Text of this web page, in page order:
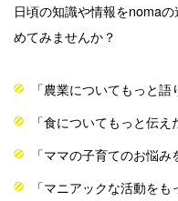
日頃の知識や情報をnoma
めてみませんか？
「農業についてもっと語
「食についてもっと伝え
「ママの子育てのお悩み
「マニアックな活動をも